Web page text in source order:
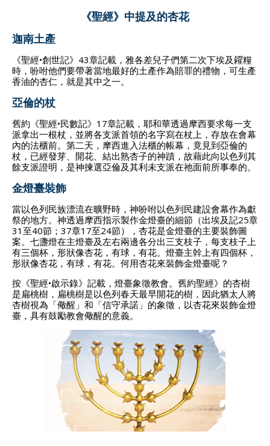
《聖經》中提及的杏花
迦南土產
《聖經•創世記》43章記載，雅各差兒子們第二次下埃及糴糧
時，吩咐他們要帶著當地最好的土產作為賠罪的禮物，可生產
香油的杏仁，就是其中之一。
亞倫的杖
舊約《聖經•民數記》17章記載，耶和華透過摩西要求每一支
派拿出一根杖，並將各支派首領的名字寫在杖上，存放在會幕
內的法櫃前。第二天，摩西進入法櫃的帳幕，竟見到亞倫的
杖，已經發芽、開花、結出熟杏子的神蹟，故藉此向以色列其
餘支派證明，是神揀選亞倫及其利未支派在祂面前所事奉的。
金燈臺裝飾
當以色列民族漂流在曠野時，神吩咐以色列民建設會幕作為獻
祭的地方。神透過摩西指示製作金燈臺的細節（出埃及記25章
31至40節；37章17至24節），杏花是金燈臺的主要裝飾圖
案。七盞燈在主燈臺及左右兩邊各分出三支枝子，每支枝子上
有三個杯，形狀像杏花，有球，有花。燈臺主幹上有四個杯，
形狀像杏花，有球，有花。何用杏花來裝飾金燈臺呢？
按《聖經•啟示錄》記載，燈臺象徵教會。舊約聖經》的杏樹
是扁桃樹，扁桃樹是以色列春天最早開花的樹，因此猶太人將
杏樹視為「儆醒」和「信守承諾」的象徵，以杏花來裝飾金燈
臺，具有鼓勵教會儆醒的意義。